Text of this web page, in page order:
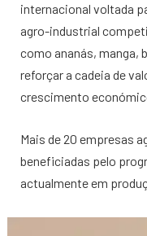
internacional voltada
agro-industrial
como ananás, manga,
reforçar a cadeia de
crescimento
Mais de 20 empresas
beneficiadas pelo
actualmente em